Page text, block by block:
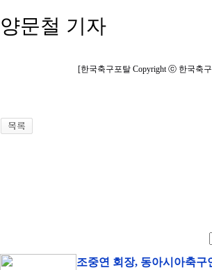
양문철 기자
[한국축구포탈 Copyright ⓒ 한국축
조중연 회장, 동아시아축